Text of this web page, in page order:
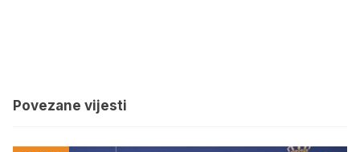
Povezane vijesti